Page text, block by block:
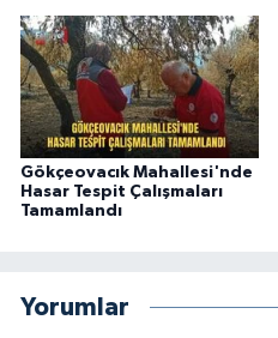
Gökçeovacık Mahallesi'nde
Hasar Tespit Çalışmaları
Tamamlandı
Yorumlar